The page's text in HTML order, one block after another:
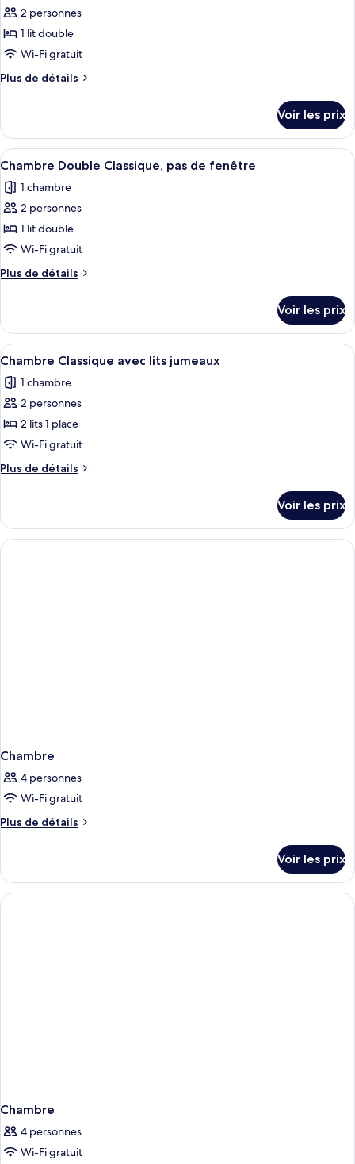
Double
Window
photos
pour
ce
type
de
Chambre
Double
Classique
2 personnes
1 lit double
Wi-Fi gratuit
Plus de détails
Plus
le
type
de
Chambre
Double
Voir les prix
Afficher
toutes
les
photos
pour
ce
type
de
Chambre
Double
Classique,
pas
de
fenêtre
Une chambre d’hôtel avec un lit,
10
Chambre Double Classique, pas de fenêtre
1 chambre
2 personnes
1 lit double
Wi-Fi gratuit
Plus de détails
Plus
le
type
de
Chambre
Double
pas
de
Voir les prix
Afficher
toutes
les
photos
pour
ce
type
de
Chambre
Classique
avec
Une chambre d’hôtel avec deux
11
Chambre Classique avec lits jumeaux
1 chambre
2 personnes
2 lits 1 place
Wi-Fi gratuit
Plus de détails
Plus
le
type
de
Voir les prix
Chambre
4 personnes
Wi-Fi gratuit
Plus de détails
Plus
le
type
de
Voir les prix
Chambre
4 personnes
Wi-Fi gratuit